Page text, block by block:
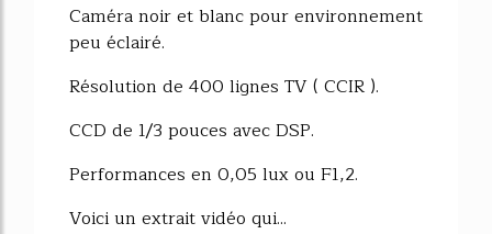
Caméra noir et blanc pour environnement
peu éclairé.
Résolution de 400 lignes TV ( CCIR ).
CCD de 1/3 pouces avec DSP.
Performances en 0,05 lux ou F1,2.
Voici un extrait vidéo qui...